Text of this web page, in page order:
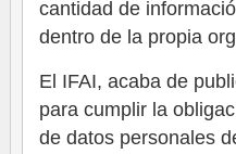
cantidad de
dentro de la propia
El IFAI, acaba de
para cumplir la
de datos personales